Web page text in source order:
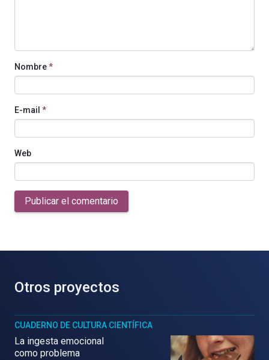
Nombre*
E-mail *
Web
Publicar el comentario
Otros proyectos
CUADERNO DE CULTURA CIENTÍFICA
La ingesta emocional
como problema